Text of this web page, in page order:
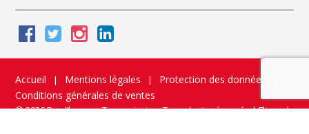
Accueil | Mentions légales | Protection des données
Conditions générales de ventes
© 2026 Prud’homme Transmission. Tous droits réservés|Flippad